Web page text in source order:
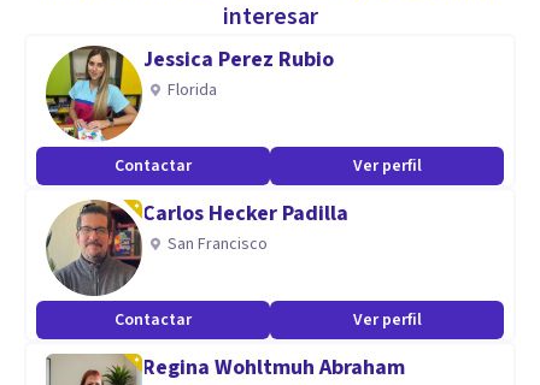
interesar
Jessica Perez Rubio
Florida
Contactar Ver perfil
Carlos Hecker Padilla
San Francisco
Contactar Ver perfil
Regina Wohltmuh Abraham